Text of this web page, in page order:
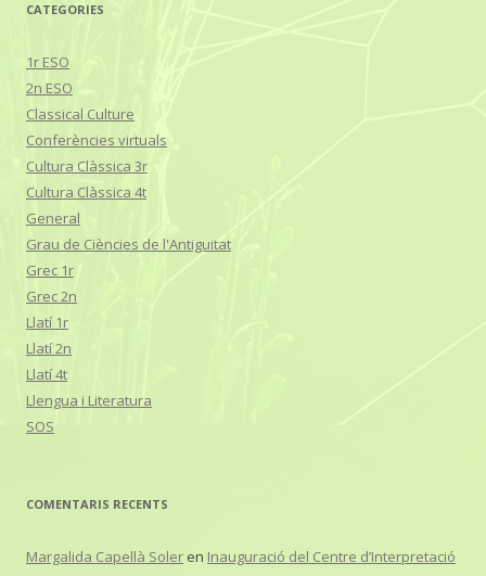
CATEGORIES
1r ESO
2n ESO
Classical Culture
Conferències virtuals
Cultura Clàssica 3r
Cultura Clàssica 4t
General
Grau de Ciències de l'Antiguitat
Grec 1r
Grec 2n
Llatí 1r
Llatí 2n
Llatí 4t
Llengua i Literatura
SOS
COMENTARIS RECENTS
Margalida Capellà Soler en Inauguració del Centre d’Interpretació